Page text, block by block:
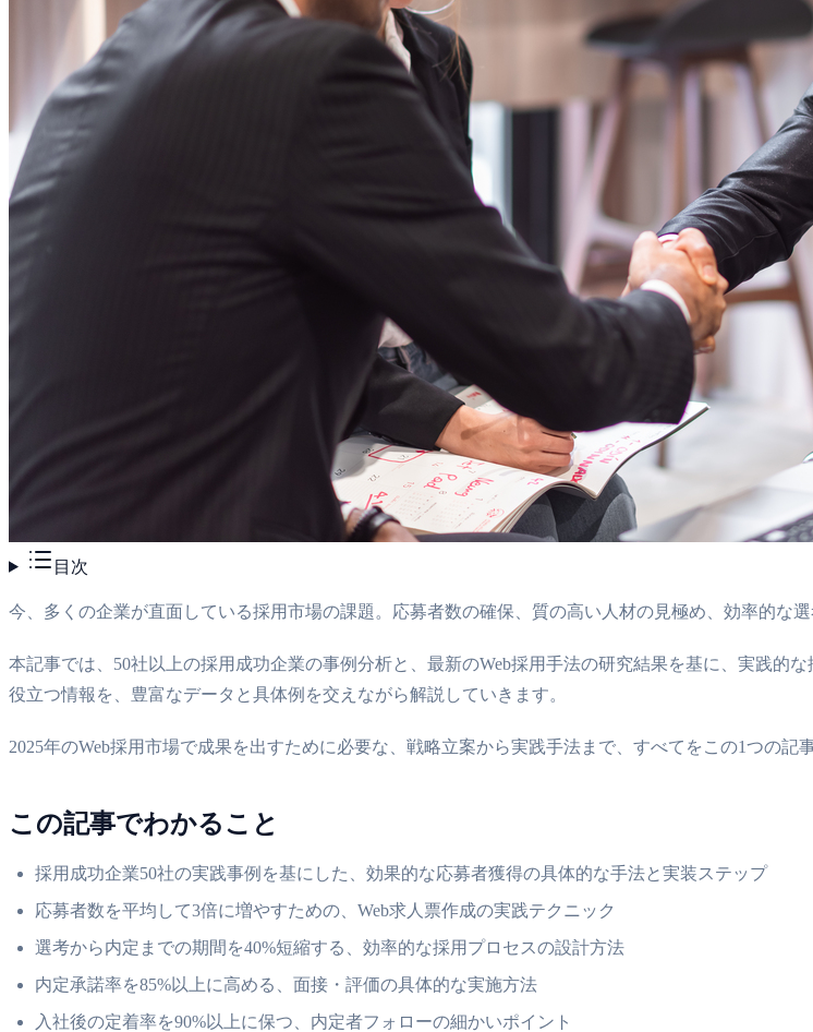
目次
今、多くの企業が直面している採用市場の課題。応募者数の確保、質の高い人材の見極め、効率的な
本記事では、50社以上の採用成功企業の事例分析と、最新のWeb採用手法の研究結果を基に、実践的
役立つ情報を、豊富なデータと具体例を交えながら解説していきます。
2025年のWeb採用市場で成果を出すために必要な、戦略立案から実践手法まで、すべてをこの1つの記
この記事でわかること
採用成功企業50社の実践事例を基にした、効果的な応募者獲得の具体的な手法と実装ステップ
応募者数を平均して3倍に増やすための、Web求人票作成の実践テクニック
選考から内定までの期間を40%短縮する、効率的な採用プロセスの設計方法
内定承諾率を85%以上に高める、面接・評価の具体的な実施方法
入社後の定着率を90%以上に保つ、内定者フォローの細かいポイント